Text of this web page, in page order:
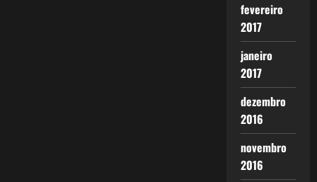
fevereiro
2017
janeiro
2017
dezembro
2016
novembro
2016